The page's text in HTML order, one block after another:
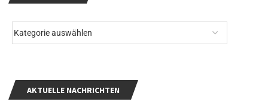
AKTUELLE NACHRICHTEN